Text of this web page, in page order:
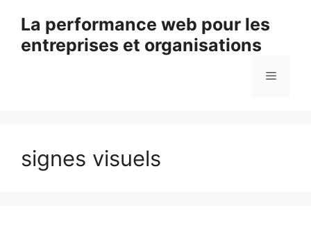
contenu
La performance web pour les
entreprises et organisations
Menu
signes visuels